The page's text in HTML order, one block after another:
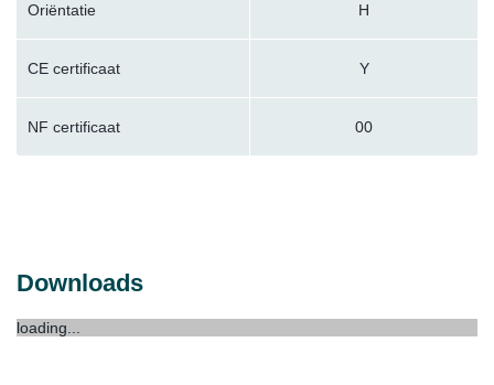
Oriëntatie H
CE certificaat Y
NF certificaat 00
Downloads
loading...